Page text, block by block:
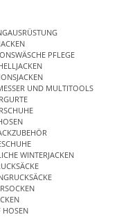
PFLEGE
UND MULTITOOLS
WINTERJACKEN
HOSEN